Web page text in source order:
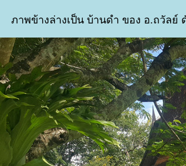
ภาพข้างล่างเป็น บ้านดำ ของ อ.ถวัล